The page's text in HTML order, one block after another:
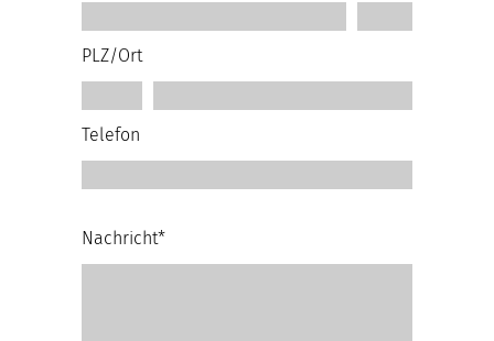
PLZ/Ort
Telefon
Nachricht*